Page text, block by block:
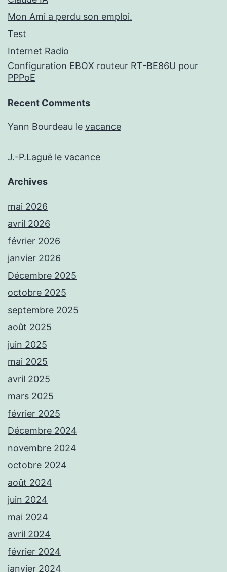
Mon Ami a perdu son emploi.
Test
Internet Radio
Configuration EBOX routeur RT-BE86U pour
PPPoE
Recent Comments
Yann Bourdeau le vacance
J.-P.Laguë le vacance
Archives
mai 2026
avril 2026
février 2026
janvier 2026
Décembre 2025
octobre 2025
septembre 2025
août 2025
juin 2025
mai 2025
avril 2025
mars 2025
février 2025
Décembre 2024
novembre 2024
octobre 2024
août 2024
juin 2024
mai 2024
avril 2024
février 2024
janvier 2024